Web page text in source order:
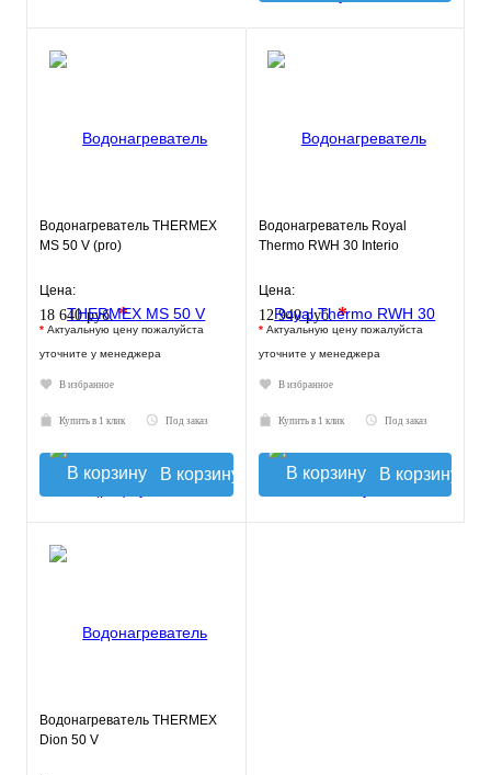
Водонагреватель THERMEX
MS 50 V (pro)
Цена:
18 640 руб.*
* Актуальную цену пожалуйста
уточните у менеджера
В избранное
Купить в 1 клик Под заказ
В корзину
Водонагреватель Royal
Thermo RWH 30 Interio
Цена:
12 940 руб.*
* Актуальную цену пожалуйста
уточните у менеджера
В избранное
Купить в 1 клик Под заказ
В корзину
Водонагреватель THERMEX
Dion 50 V